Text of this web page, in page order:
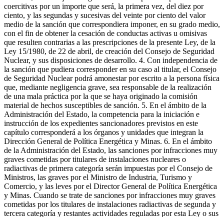
coercitivas por un importe que será, la primera vez, del diez por
ciento, y las segundas y sucesivas del veinte por ciento del valor
medio de la sanción que correspondiera imponer, en su grado medio,
con el fin de obtener la cesación de conductas activas u omisivas
que resulten contrarias a las prescripciones de la presente Ley, de la
Ley 15/1980, de 22 de abril, de creación del Consejo de Seguridad
Nuclear, y sus disposiciones de desarrollo. 4. Con independencia de
la sanción que pudiera corresponder en su caso al titular, el Consejo
de Seguridad Nuclear podrá amonestar por escrito a la persona física
que, mediante negligencia grave, sea responsable de la realización
de una mala práctica por la que se haya originado la comisión
material de hechos susceptibles de sanción. 5. En el ámbito de la
Administración del Estado, la competencia para la iniciación e
instrucción de los expedientes sancionadores previstos en este
capítulo corresponderá a los órganos y unidades que integran la
Dirección General de Política Energética y Minas. 6. En el ámbito
de la Administración del Estado, las sanciones por infracciones muy
graves cometidas por titulares de instalaciones nucleares o
radiactivas de primera categoría serán impuestas por el Consejo de
Ministros, las graves por el Ministro de Industria, Turismo y
Comercio, y las leves por el Director General de Política Energética
y Minas. Cuando se trate de sanciones por infracciones muy graves
cometidas por los titulares de instalaciones radiactivas de segunda y
tercera categoría y restantes actividades reguladas por esta Ley o sus